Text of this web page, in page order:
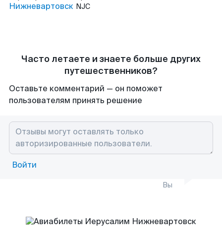
Нижневартовск NJC
Часто летаете и знаете больше других
путешественников?
Оставьте комментарий — он поможет
пользователям принять решение
Войти
Вы